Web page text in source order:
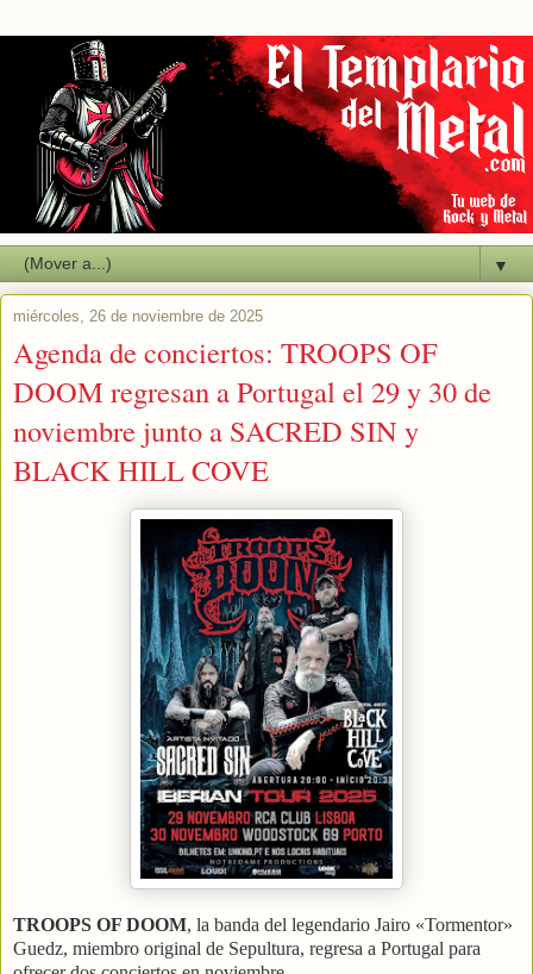
▼
miércoles, 26 de noviembre de 2025
Agenda de conciertos: TROOPS OF
DOOM regresan a Portugal el 29 y 30 de
noviembre junto a SACRED SIN y
BLACK HILL COVE
TROOPS OF DOOM, la banda del legendario Jairo «Tormentor»
Guedz, miembro original de Sepultura, regresa a Portugal para